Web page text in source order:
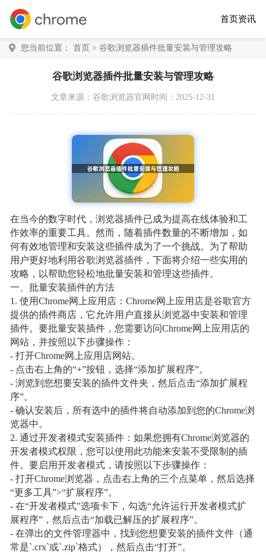
首页资讯
您当前位置： 首页 > 谷歌浏览器插件批量安装与管理攻略
谷歌浏览器插件批量安装与管理攻略
文章来源： 谷歌浏览器官网 时间：2025-12-31
在当今的数字时代，浏览器插件已成为提高在线体验和工
作效率的重要工具。然而，随着插件数量的不断增加，如
何有效地管理和安装这些插件成为了一个挑战。为了帮助
用户更好地利用谷歌浏览器插件，下面将介绍一些实用的
攻略，以帮助您轻松地批量安装和管理这些插件。
一、批量安装插件的方法
1. 使用Chrome网上应用店：Chrome网上应用店是谷歌官方
提供的插件商店，它允许用户直接从浏览器中安装和管理
插件。要批量安装插件，您需要访问Chrome网上应用店的
网站，并按照以下步骤操作：
- 打开Chrome网上应用店网站。
- 点击右上角的“+”按钮，选择“添加扩展程序”。
- 浏览到您想要安装的插件文件夹，然后点击“添加扩展程
序”。
- 确认安装后，所有选中的插件将自动添加到您的Chrome浏
览器中。
2. 通过开发者模式安装插件：如果您拥有Chrome浏览器的
开发者模式权限，您可以使用此功能来安装不受限制的插
件。要启用开发者模式，请按照以下步骤操作：
- 打开Chrome浏览器，点击右上角的三个点菜单，然后选择
“更多工具”>“扩展程序”。
- 在“开发者模式”选项卡下，勾选“允许运行开发者模式扩
展程序”，然后点击“加载已解压的扩展程序”。
- 在弹出的文件管理器中，找到您想要安装的插件文件（通
常是`.crx`或`.zip`格式），然后点击“打开”。